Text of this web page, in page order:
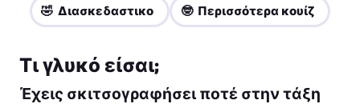
🤣 Διασκεδαστικο 🤓 Περισσότερα κουίζ
Τι γλυκό είσαι;
Έχεις σκιτσογραφήσει ποτέ στην τάξη